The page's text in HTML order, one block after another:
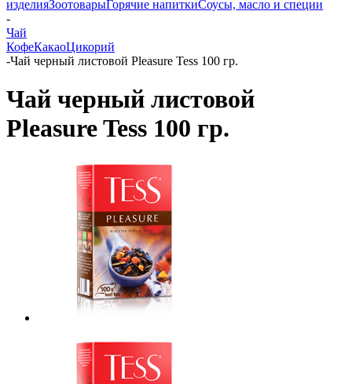
изделияЗоотоварыГорячие напиткиСоусы, масло и специи
-
Чай
КофеКакаоЦикорий
-Чай черный листовой Pleasure Tess 100 гр.
Чай черный листовой
Pleasure Tess 100 гр.